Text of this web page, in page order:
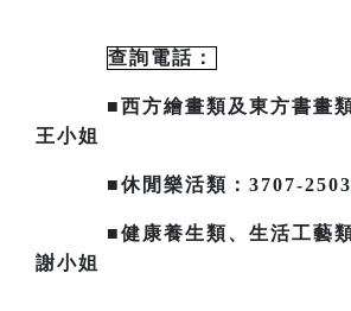
查詢電話：
■西方繪畫類及東方書畫
王小姐
■休閒樂活類：3707-
■健康養生類、生活工藝
謝小姐